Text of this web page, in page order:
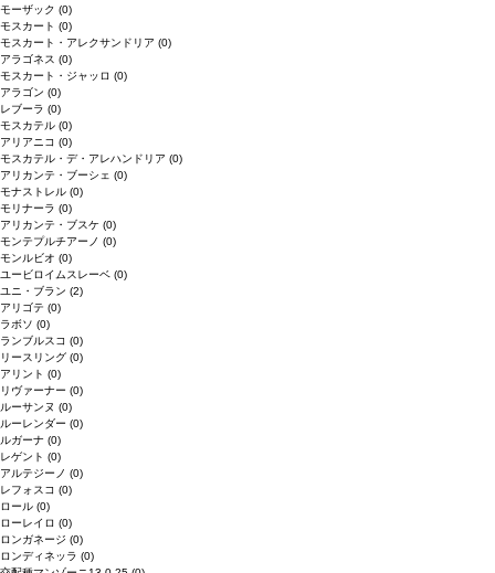
モーザック (0)
モスカート (0)
モスカート・アレクサンドリア (0)
アラゴネス (0)
モスカート・ジャッロ (0)
アラゴン (0)
レブーラ (0)
モスカテル (0)
アリアニコ (0)
モスカテル・デ・アレハンドリア (0)
アリカンテ・ブーシェ (0)
モナストレル (0)
モリナーラ (0)
アリカンテ・ブスケ (0)
モンテプルチアーノ (0)
モンルビオ (0)
ユービロイムスレーベ (0)
ユニ・ブラン (2)
アリゴテ (0)
ラボソ (0)
ランブルスコ (0)
リースリング (0)
アリント (0)
リヴァーナー (0)
ルーサンヌ (0)
ルーレンダー (0)
ルガーナ (0)
レゲント (0)
アルテジーノ (0)
レフォスコ (0)
ロール (0)
ローレイロ (0)
ロンガネージ (0)
ロンディネッラ (0)